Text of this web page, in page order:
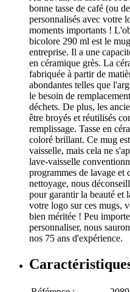
bonne tasse de café (ou
personnalisés avec votre
moments importants !
bicolore 290 ml est le
entreprise. Il a une
en céramique grès. La
fabriquée à partir de
abondantes telles que
le besoin de
déchets. De plus, les
être broyés et réutilisés
remplissage. Tasse en
coloré brillant. Ce mug
vaisselle, mais cela ne
lave-vaisselle
programmes de lavage et
nettoyage, nous
pour garantir la beauté et
votre logo sur ces mugs,
bien méritée ! Peu
personnaliser, nous
nos 75 ans d'expérience.